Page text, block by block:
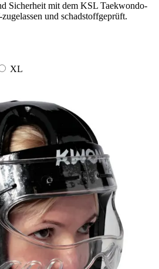
Sicherheit mit dem KSL Taekwondo-
und schadstoffgeprüft.
XL